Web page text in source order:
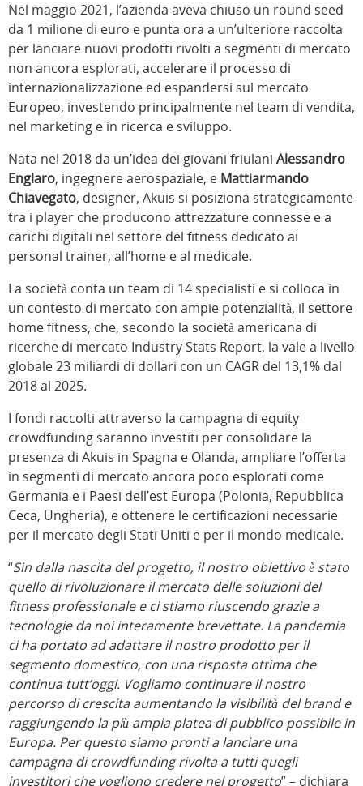
Nel maggio 2021, l’azienda aveva chiuso un round seed
da 1 milione di euro e punta ora a un’ulteriore raccolta
per lanciare nuovi prodotti rivolti a segmenti di mercato
non ancora esplorati, accelerare il processo di
internazionalizzazione ed espandersi sul mercato
Europeo, investendo principalmente nel team di vendita,
nel marketing e in ricerca e sviluppo.
Nata nel 2018 da un’idea dei giovani friulani Alessandro
Englaro, ingegnere aerospaziale, e Mattiarmando
Chiavegato, designer, Akuis si posiziona strategicamente
tra i player che producono attrezzature connesse e a
carichi digitali nel settore del fitness dedicato ai
personal trainer, all’home e al medicale.
La società conta un team di 14 specialisti e si colloca in
un contesto di mercato con ampie potenzialità, il settore
home fitness, che, secondo la società americana di
ricerche di mercato Industry Stats Report, la vale a livello
globale 23 miliardi di dollari con un CAGR del 13,1% dal
2018 al 2025.
I fondi raccolti attraverso la campagna di equity
crowdfunding saranno investiti per consolidare la
presenza di Akuis in Spagna e Olanda, ampliare l’offerta
in segmenti di mercato ancora poco esplorati come
Germania e i Paesi dell’est Europa (Polonia, Repubblica
Ceca, Ungheria), e ottenere le certificazioni necessarie
per il mercato degli Stati Uniti e per il mondo medicale.
“Sin dalla nascita del progetto, il nostro obiettivo è stato
quello di rivoluzionare il mercato delle soluzioni del
fitness professionale e ci stiamo riuscendo grazie a
tecnologie da noi interamente brevettate. La pandemia
ci ha portato ad adattare il nostro prodotto per il
segmento domestico, con una risposta ottima che
continua tutt’oggi. Vogliamo continuare il nostro
percorso di crescita aumentando la visibilità del brand e
raggiungendo la più ampia platea di pubblico possibile in
Europa. Per questo siamo pronti a lanciare una
campagna di crowdfunding rivolta a tutti quegli
investitori che vogliono credere nel progetto” – dichiara